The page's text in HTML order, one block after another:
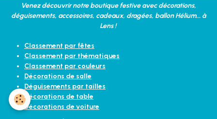
Venez découvrir notre boutique festive avec décorations,
déguisements, accessoires, cadeaux, dragées, ballon Hélium... à
Lens !
Classement par fêtes
Classement par thématiques
Classement par couleurs
Décorations de salle
Déguisements par tailles
Décorations de table
Décorations de voiture